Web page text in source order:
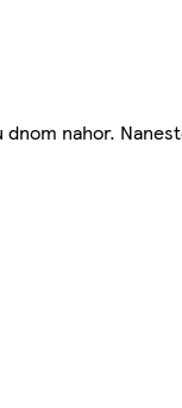
nahor.